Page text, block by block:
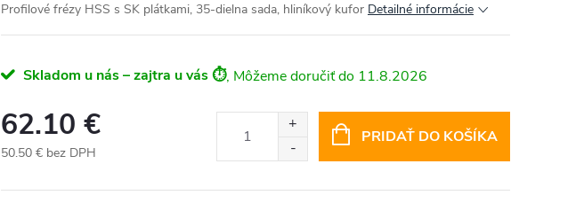
Profilové frézy HSS s SK plátkami, 35-dielna sada, hliníkový kufor Detailné informácie
Skladom u nás – zajtra u vás ⏱️ 11.8.2026
62.10 €
50.50 € bez DPH
cena:
PRIDAŤ DO KOŠÍKA